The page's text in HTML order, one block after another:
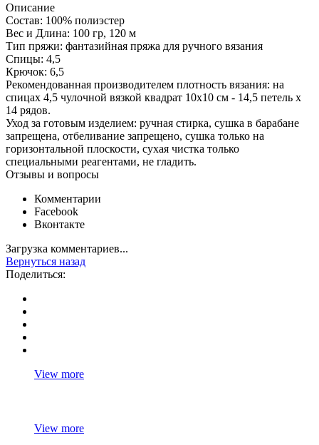
Описание
Состав: 100% полиэстер
Вес и Длина: 100 гр, 120 м
Тип пряжи: фантазийная пряжа для ручного вязания
Спицы: 4,5
Крючок: 6,5
Рекомендованная производителем плотность вязания: на
спицах 4,5 чулочной вязкой квадрат 10х10 см - 14,5 петель х
14 рядов.
Уход за готовым изделием: ручная стирка, сушка в барабане
запрещена, отбеливание запрещено, сушка только на
горизонтальной плоскости, сухая чистка только
специальными реагентами, не гладить.
Отзывы и вопросы
Комментарии
Facebook
Вконтакте
Загрузка комментариев...
Вернуться назад
Поделиться:
View more
View more